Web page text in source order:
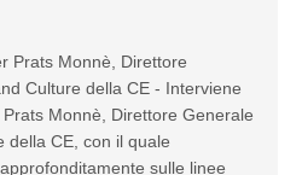
Prats Monnè, Direttore
Culture della CE - Interviene
Monnè, Direttore Generale
della CE, con il quale
sulle linee